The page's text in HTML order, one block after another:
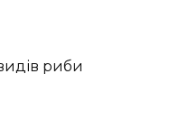
риби